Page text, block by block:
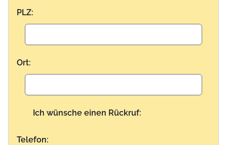
PLZ:
Ort:
Ich wünsche einen Rückruf:
Telefon: